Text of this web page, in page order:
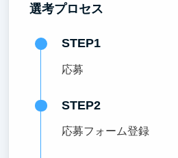
選考プロセス
STEP1
応募
STEP2
応募フォーム登録